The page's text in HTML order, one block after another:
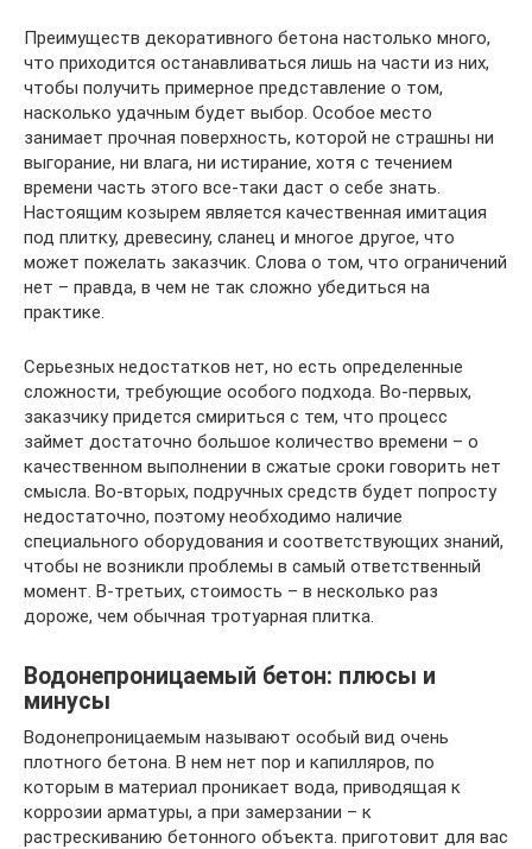
Преимуществ декоративного бетона настолько много,
что приходится останавливаться лишь на части из них,
чтобы получить примерное представление о том,
насколько удачным будет выбор. Особое место
занимает прочная поверхность, которой не страшны ни
выгорание, ни влага, ни истирание, хотя с течением
времени часть этого все-таки даст о себе знать.
Настоящим козырем является качественная имитация
под плитку, древесину, сланец и многое другое, что
может пожелать заказчик. Слова о том, что ограничений
нет – правда, в чем не так сложно убедиться на
практике.
Серьезных недостатков нет, но есть определенные
сложности, требующие особого подхода. Во-первых,
заказчику придется смириться с тем, что процесс
займет достаточно большое количество времени – о
качественном выполнении в сжатые сроки говорить нет
смысла. Во-вторых, подручных средств будет попросту
недостаточно, поэтому необходимо наличие
специального оборудования и соответствующих знаний,
чтобы не возникли проблемы в самый ответственный
момент. В-третьих, стоимость – в несколько раз
дороже, чем обычная тротуарная плитка.
Водонепроницаемый бетон: плюсы и
минусы
Водонепроницаемым называют особый вид очень
плотного бетона. В нем нет пор и капилляров, по
которым в материал проникает вода, приводящая к
коррозии арматуры, а при замерзании – к
растрескиванию бетонного объекта. приготовит для вас